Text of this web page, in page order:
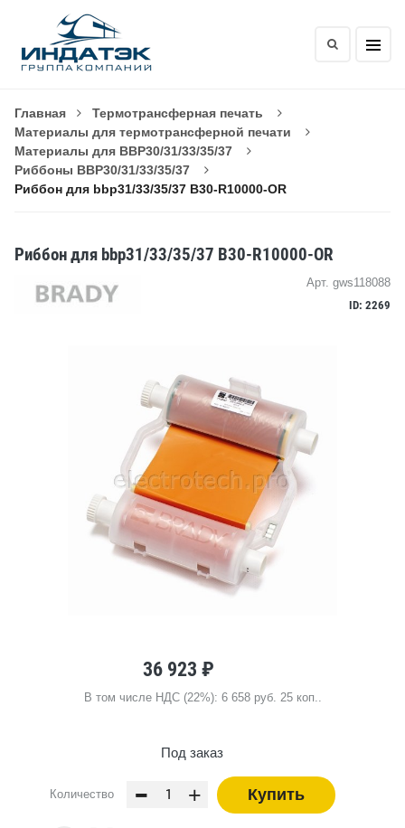
Главная
Термотрансферная печать
Материалы для термотрансферной печати
Материалы для BBP30/31/33/35/37
Риббоны BBP30/31/33/35/37
Риббон для bbp31/33/35/37 B30-R10000-OR
Риббон для bbp31/33/35/37 B30-R10000-OR
Арт. gws118088
ID: 2269
36 923 ₽
В том числе НДС (22%): 6 658 руб. 25 коп..
Под заказ
Количество - + Купить